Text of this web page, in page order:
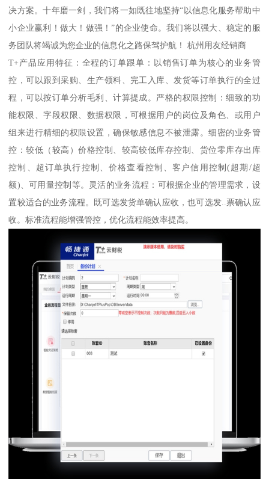
决方案。十年磨一剑，我们将一如既往地坚持“以信息化服务帮助中
小企业赢利！做大！做强！”的企业使命。我们将以强大、稳定的服
务团队将竭诚为您企业的信息化之路保驾护航！ 杭州用友经销商
T+产品应用特征：全程的订单跟单：以销售订单为核心的业务管
控，可以跟到采购、生产领料、完工入库、发货等订单执行的全过
程，可以按订单分析毛利、计算提成。严格的权限控制：细致的功
能权限、字段权限、数据权限，可根据用户的岗位及角色、或用户
组来进行精细的权限设置，确保敏感信息不被泄露。细密的业务管
控：较低（较高）价格控制、较高较低库存控制、货位零库存出库
控制、超订单执行控制、价格查看控制、客户信用控制(超期/超
额)、可用量控制等。灵活的业务流程：可根据企业的管理需求，设
置较适合的业务流程。既可选发货单确认应收，也可选发..票确认应
收。标准流程能增强管控，优化流程能效率提高。